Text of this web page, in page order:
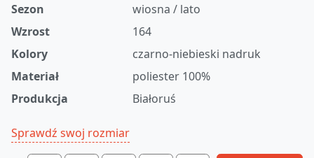
Sezon
wiosna / lato
Wzrost
164
Kolory
czarno-niebieski nadruk
Materiał
poliester 100%
Produkcja
Białoruś
Sprawdź swoj rozmiar